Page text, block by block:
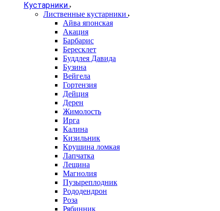
Кустарники
Лиственные кустарники
Айва японская
Акация
Барбарис
Бересклет
Буддлея Давида
Бузина
Вейгела
Гортензия
Дейция
Дерен
Жимолость
Ирга
Калина
Кизильник
Крушина ломкая
Лапчатка
Лещина
Магнолия
Пузыреплодник
Рододендрон
Роза
Рябинник